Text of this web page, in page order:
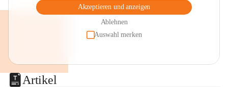
Akzeptieren und anzeigen
Ablehnen
Auswahl merken
Artikel